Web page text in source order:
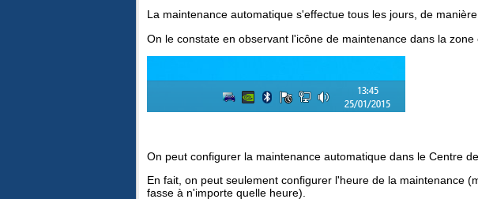
La maintenance automatique s'effectue tous les jours, de manière
On le constate en observant l'icône de maintenance dans la zone
On peut configurer la maintenance automatique dans le Centre
En fait, on peut seulement configurer l'heure de la maintenance
fasse à n'importe quelle heure).